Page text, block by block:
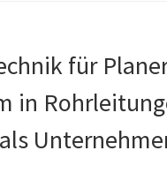
für
in